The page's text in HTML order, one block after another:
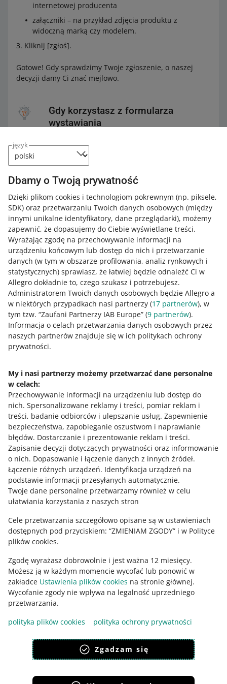
język
Dbamy o Twoją prywatność
Dzięki plikom cookies i technologiom pokrewnym (np. piksele,
SDK) oraz przetwarzaniu Twoich danych osobowych (między
innymi unikalne identyfikatory, dane przeglądarki), możemy
zapewnić, że dopasujemy do Ciebie wyświetlane treści.
Wyrażając zgodę na przechowywanie informacji na
urządzeniu końcowym lub dostęp do nich i przetwarzanie
danych (w tym w obszarze profilowania, analiz rynkowych i
statystycznych) sprawiasz, że łatwiej będzie odnaleźć Ci w
Allegro dokładnie to, czego szukasz i potrzebujesz.
Administratorem Twoich danych osobowych będzie Allegro a
w niektórych przypadkach nasi partnerzy (17 partnerów), w
tym tzw. “Zaufani Partnerzy IAB Europe” (9 partnerów).
Informacja o celach przetwarzania danych osobowych przez
naszych partnerów znajduje się w ich politykach ochrony
prywatności.
My i nasi partnerzy możemy przetwarzać dane personalne
w celach:
Przechowywanie informacji na urządzeniu lub dostęp do
nich. Spersonalizowane reklamy i treści, pomiar reklam i
treści, badanie odbiorców i ulepszanie usług. Zapewnienie
bezpieczeństwa, zapobieganie oszustwom i naprawianie
błędów. Dostarczanie i prezentowanie reklam i treści.
Zapisanie decyzji dotyczących prywatności oraz informowanie
o nich. Dopasowanie i łączenie danych z innych źródeł.
Łączenie różnych urządzeń. Identyfikacja urządzeń na
podstawie informacji przesyłanych automatycznie.
Twoje dane personalne przetwarzamy również w celu
ułatwiania korzystania z naszych stron
Cele przetwarzania szczegółowo opisane są w ustawieniach
dostępnych pod przyciskiem: “ZMIENIAM ZGODY” i w Polityce
plików cookies.
Zgodę wyrażasz dobrowolnie i jest ważna 12 miesięcy.
Możesz ją w każdym momencie wycofać lub ponowić w
zakładce Ustawienia plików cookies na stronie głównej.
Wycofanie zgody nie wpływa na legalność uprzedniego
przetwarzania.
polityka plików cookies
polityka ochrony prywatności
Zgadzam się
internetowej producenta
załączniki – na przykład zdjęcia produktu z
widoczną marką czy modelem.
Kliknij [zgłoś].
Gotowe! Gdy sprawdzimy Twoje zgłoszenie, o naszej
decyzji damy Ci znać mejlowo.
Gdy korzystasz z formularza
wystawiania
Kliknij znak zapytania przy
odpowiednim parametrze.
Zaproponuj odpowiednią wartość
Dowiedz się więcej o parametrach.
Jak oceniasz te zmiany/nowości?
0 - Porażka
10 - Rewelacja
0 1 2 3 4 5 6
Potrzebujesz pomocy?
Skontaktuj się z nami
Zapytaj społeczność
Zajrzyj na Allegro Gadane
Ta strona jest też dostępna w innych językach
wygląd: